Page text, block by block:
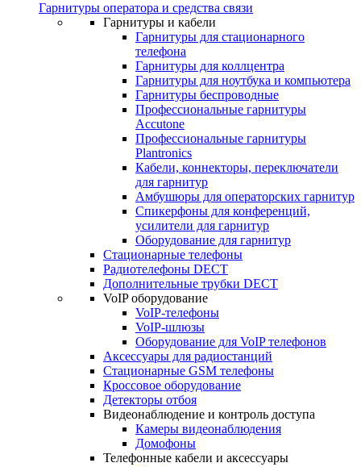
Гарнитуры оператора и средства связи
Гарнитуры и кабели
Гарнитуры для стационарного
телефона
Гарнитуры для коллцентра
Гарнитуры для ноутбука и компьютера
Гарнитуры беспроводные
Профессиональные гарнитуры
Accutone
Профессиональные гарнитуры
Plantronics
Кабели, коннекторы, переключатели
для гарнитур
Амбушюры для операторских гарнитур
Cпикерфоны для конференций,
усилители для гарнитур
Оборудование для гарнитур
Стационарные телефоны
Радиотелефоны DECT
Дополнительные трубки DECT
VoIP оборудование
VoIP-телефоны
VoIP-шлюзы
Оборудование для VoIP телефонов
Аксессуары для радиостанций
Стационарные GSM телефоны
Кроссовое оборудование
Детекторы отбоя
Видеонаблюдение и контроль доступа
Камеры видеонаблюдения
Домофоны
Телефонные кабели и аксессуары